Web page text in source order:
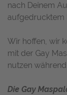
nach Deinem
aufgedrucktem
Wir hoffen, wir
mit der Gay
nutzen
Die Gay